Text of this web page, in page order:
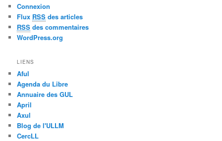
Connexion
Flux RSS des articles
RSS des commentaires
WordPress.org
LIENS
Aful
Agenda du Libre
Annuaire des GUL
April
Axul
Blog de l'ULLM
CercLL